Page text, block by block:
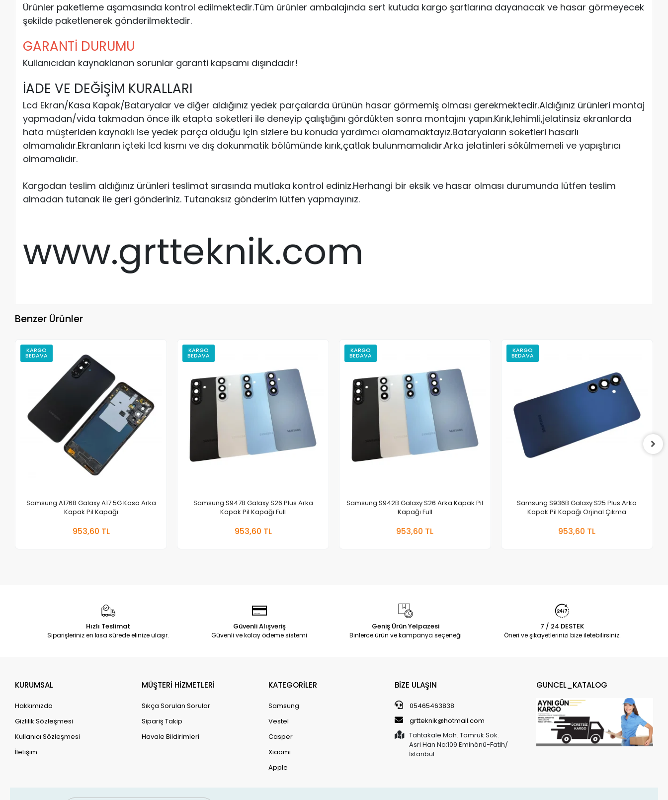
Ürünler paketleme aşamasında kontrol edilmektedir.Tüm ürünler ambalajında sert kutuda kargo şartlarına dayanacak ve hasar görmeyecek
şekilde paketlenerek gönderilmektedir.
GARANTİ DURUMU
Kullanıcıdan kaynaklanan sorunlar garanti kapsamı dışındadır!
İADE VE DEĞİŞİM KURALLARI
Lcd Ekran/Kasa Kapak/Bataryalar ve diğer aldığınız yedek parçalarda ürünün hasar görmemiş olması gerekmektedir.Aldığınız ürünleri montaj
yapmadan/vida takmadan önce ilk etapta soketleri ile deneyip çalıştığını gördükten sonra montajını yapın.Kırık,lehimli,jelatinsiz ekranlarda
hata müşteriden kaynaklı ise yedek parça olduğu için sizlere bu konuda yardımcı olamamaktayız.Bataryaların soketleri hasarlı
olmamalıdır.Ekranların içteki lcd kısmı ve dış dokunmatik bölümünde kırık,çatlak bulunmamalıdır.Arka jelatinleri sökülmemeli ve yapıştırıcı
olmamalıdır.
Kargodan teslim aldığınız ürünleri teslimat sırasında mutlaka kontrol ediniz.Herhangi bir eksik ve hasar olması durumunda lütfen teslim
almadan tutanak ile geri gönderiniz. Tutanaksız gönderim lütfen yapmayınız.
www.grtteknik.com
Benzer Ürünler
KARGO
BEDAVA
Samsung A176B Galaxy A17 5G Kasa Arka
Kapak Pil Kapağı
953,60 TL
KARGO
BEDAVA
Samsung S947B Galaxy S26 Plus Arka
Kapak Pil Kapağı Full
953,60 TL
KARGO
BEDAVA
Samsung S942B Galaxy S26 Arka Kapak Pil
Kapağı Full
953,60 TL
KARGO
BEDAVA
Samsung S936B Galaxy S25 Plus Arka
Kapak Pil Kapağı Orjinal Çıkma
953,60 TL
Hızlı Teslimat
Siparişleriniz en kısa sürede elinize ulaşır.
Güvenli Alışveriş
Güvenli ve kolay ödeme sistemi
Geniş Ürün Yelpazesi
Binlerce ürün ve kampanya seçeneği
7 / 24 DESTEK
Öneri ve şikayetlerinizi bize iletebilirsiniz.
KURUMSAL
Hakkımızda
Gizlilik Sözleşmesi
Kullanıcı Sözleşmesi
İletişim
MÜŞTERİ HİZMETLERİ
Sıkça Sorulan Sorular
Sipariş Takip
Havale Bildirimleri
KATEGORİLER
Samsung
Vestel
Casper
Xiaomi
Apple
BİZE ULAŞIN
05465463838
grtteknik@hotmail.com
Tahtakale Mah. Tomruk Sok.
Asri Han No:109 Eminönü-Fatih/
İstanbul
GUNCEL_KATALOG